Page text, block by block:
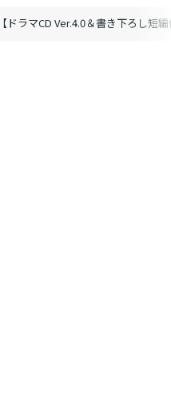
【ドラマCD Ver.4.0＆書き下ろし短